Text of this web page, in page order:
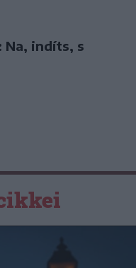
Na, indíts, s